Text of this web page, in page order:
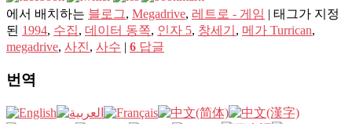
에서 배치하는 블로그, Megadrive, 레트로 - 게임 | 태그가 지정
된 1994, 수집, 데이터 동쪽, 인자 5, 창세기 , 메가 Turrican,
megadrive, 사진 , 사수 | 6 답글
번역